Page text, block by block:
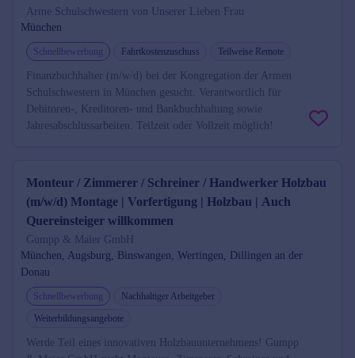
Arme Schulschwestern von Unserer Lieben Frau
München
Schnellbewerbung Fahrtkostenzuschuss Teilweise Remote
Finanzbuchhalter (m/w/d) bei der Kongregation der Armen
Schulschwestern in München gesucht. Verantwortlich für
Debitoren-, Kreditoren- und Bankbuchhaltung sowie
Jahresabschlussarbeiten. Teilzeit oder Vollzeit möglich!
Monteur / Zimmerer / Schreiner / Handwerker Holzbau
(m/w/d) Montage | Vorfertigung | Holzbau | Auch
Quereinsteiger willkommen
Gumpp & Maier GmbH
München, Augsburg, Binswangen, Wertingen, Dillingen an der
Donau
Schnellbewerbung
Nachhaltiger Arbeitgeber
Weiterbildungsangebote
Werde Teil eines innovativen Holzbauunternehmens! Gumpp